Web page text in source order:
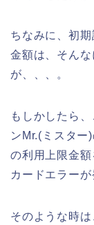
ちなみに、初
金額は、そん
が、、、。
もしかしたら
ンMr.(ミスター
の利用上限金
カードエラー
そのような時